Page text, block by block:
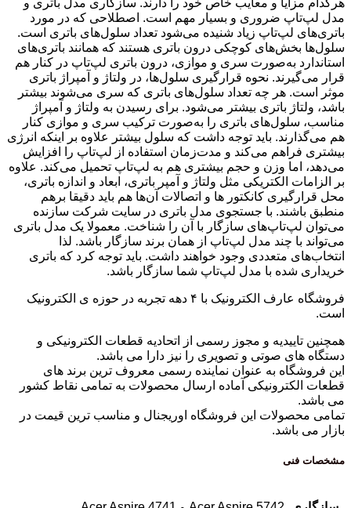
هرکدام مزایا و معایب خاص خود را دارند. سازگاری مدل باتری و
مدل لپ‌تاپ ضروری و بسیار مهم است. اصطلاحی که در مورد
باتری‌های لپ‌تاپ زیاد شنیده می‌شود تعداد سلول‌های باتری است.
سلول‌ها بخش‌های کوچکی درون باتری هستند که همانند باتری‌های
استاندارد به‌صورت سری و موازی، درون باتری لپ‌تاپ در کنار هم
قرار می‌گیرند. نحوه قرارگیری سلول‌ها، در ولتاژ و آمپراژ باتری
موثر است. هر چه تعداد سلول‌های باتری که سری می‌شوند بیشتر
باشد، ولتاژ باتری بیشتر می‌شود. برای رسیدن به ولتاژ و آمپراژ
مناسب، سلول‌های باتری را به‌صورت ترکیب سری و موازی کنار
هم می‌گذارند. باید توجه داشت که سلول بیشتر علاوه بر اینکه انرژی
بیشتری فراهم می‌کند و مدت‌زمان استفاده از لپ‌تاپ را افزایش
می‌دهد، اما وزن و حجم بیشتری هم به لپ‌تاپ تحمیل می‌کند. علاوه
بر الزامات الکتریکی مثل ولتاژ و آمپر باتری، ابعاد و اندازه باتری،
محل قرارگیری کانکتور ها و اتصالات آن‌ها هم باید دقیقا برهم
منطبق باشند. با جستجوی مدل باتری در سایت شرکت سازنده
می‌توان لپ‌تاپ‌های سازگار با آن را شناخت. معمولا یک مدل باتری
می‌تواند با چند مدل لپ‌تاپ از همان برند سازگار باشد. لذا
انتخاب‌های متعددی وجود خواهند داشت. باید توجه کرد که باتری
خریداری شده با مدل لپ‌تاپ شما سازگار باشد.
فروشگاه عارف الکترونیک با ۴ دهه تجربه در حوزه ی الکترونیک
است.
همچنین تاییدیه و مجوز رسمی از اتحادیه قطعات الکترونیکی و
دستگاه های صوتی و تصویری را نیز دارا می باشد.
این فروشگاه به عنوان نماینده رسمی معروف ترین برند های
قطعات الکترونیکی آماده ارسال محصولات به تمامی نقاط کشور
می باشد.
تمامی محصولات این فروشگاه اوریجنال و مناسب ترین قیمت در
بازار می باشد.
مشخصات فنی